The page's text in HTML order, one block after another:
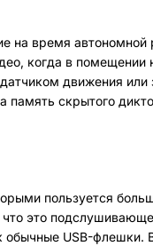
на время
когда в помещении
движения или
память скрытого
пользуется
это
обычные USB-